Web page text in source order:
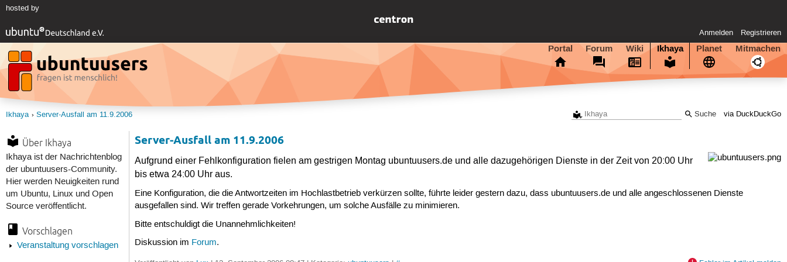
hosted by
Anmelden Registrieren
Portal Forum Wiki Ikhaya Planet Mitmachen
via DuckDuckGo
Ikhaya Server-Ausfall am 11.9.2006
Über Ikhaya
Ikhaya ist der Nachrichtenblog
der ubuntuusers-Community.
Hier werden Neuigkeiten rund
um Ubuntu, Linux und Open
Source veröffentlicht.
Vorschlagen
Veranstaltung vorschlagen
Server-Ausfall am 11.9.2006
Aufgrund einer Fehlkonfiguration fielen am gestrigen Montag ubuntuusers.de und alle dazugehörigen Dienste in der Zeit von 20:00 Uhr
bis etwa 24:00 Uhr aus.
Eine Konfiguration, die die Antwortzeiten im Hochlastbetrieb verkürzen sollte, führte leider gestern dazu, dass ubuntuusers.de und alle angeschlossenen Dienste
ausgefallen sind. Wir treffen gerade Vorkehrungen, um solche Ausfälle zu minimieren.
Bitte entschuldigt die Unannehmlichkeiten!
Diskussion im Forum.